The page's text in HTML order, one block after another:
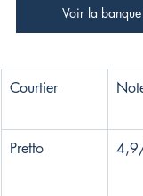
Voir la
Courtier
Pretto